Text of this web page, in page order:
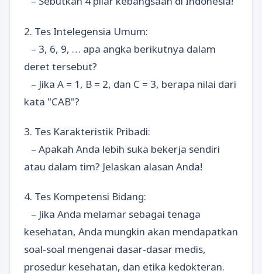
2. Tes Intelegensia Umum:
– 3, 6, 9, … apa angka berikutnya dalam
deret tersebut?
– Jika A = 1, B = 2, dan C = 3, berapa nilai dari
kata "CAB"?
3. Tes Karakteristik Pribadi:
– Apakah Anda lebih suka bekerja sendiri
atau dalam tim? Jelaskan alasan Anda!
4. Tes Kompetensi Bidang:
– Jika Anda melamar sebagai tenaga
kesehatan, Anda mungkin akan mendapatkan
soal-soal mengenai dasar-dasar medis,
prosedur kesehatan, dan etika kedokteran.